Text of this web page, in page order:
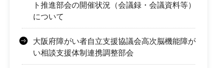
ト推進部会の開催状況（会議録・会議資料等）
について
大阪府障がい者自立支援協議会高次脳機能障が
い相談支援体制連携調整部会